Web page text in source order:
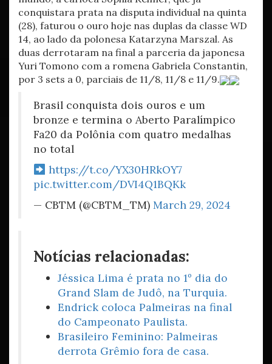
conquistara prata na disputa individual na quinta
(28), faturou o ouro hoje nas duplas da classe WD
14, ao lado da polonesa Katarzyna Marszal. As
duas derrotaram na final a parceria da japonesa
Yuri Tomono com a romena Gabriela Constantin,
por 3 sets a 0, parciais de 11/8, 11/8 e 11/9.
Brasil conquista dois ouros e um
bronze e termina o Aberto Paralímpico
Fa20 da Polônia com quatro medalhas
no total
https://t.co/YX30HRkOY7
pic.twitter.com/DVI4Q1BQKk
— CBTM (@CBTM_TM) March 29, 2024
Notícias relacionadas:
Jéssica Lima é prata no 1º dia do
Grand Slam de Judô, na Turquia.
Endrick coloca Palmeiras na final
do Campeonato Paulista.
Brasileiro Feminino: Palmeiras
derrota Grêmio fora de casa.